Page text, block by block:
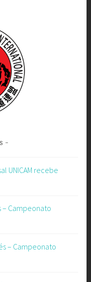
UNICAM recebe
– Campeonato
– Campeonato